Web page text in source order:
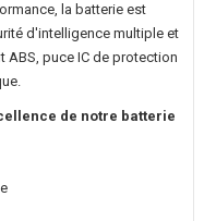
la batterie est
d'intelligence multiple et
puce IC de protection
de notre batterie